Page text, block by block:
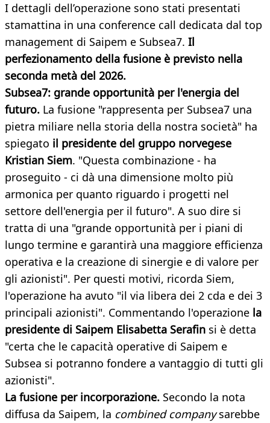
I dettagli dell’operazione sono stati presentati
stamattina in una conference call dedicata dal top
management di Saipem e Subsea7. Il
perfezionamento della fusione è previsto nella
seconda metà del 2026.
Subsea7: grande opportunità per l'energia del
futuro. La fusione "rappresenta per Subsea7 una
pietra miliare nella storia della nostra società" ha
spiegato il presidente del gruppo norvegese
Kristian Siem. "Questa combinazione - ha
proseguito - ci dà una dimensione molto più
armonica per quanto riguardo i progetti nel
settore dell'energia per il futuro". A suo dire si
tratta di una "grande opportunità per i piani di
lungo termine e garantirà una maggiore efficienza
operativa e la creazione di sinergie e di valore per
gli azionisti". Per questi motivi, ricorda Siem,
l'operazione ha avuto "il via libera dei 2 cda e dei 3
principali azionisti". Commentando l'operazione la
presidente di Saipem Elisabetta Serafin si è detta
"certa che le capacità operative di Saipem e
Subsea si potranno fondere a vantaggio di tutti gli
azionisti".
La fusione per incorporazione. Secondo la nota
diffusa da Saipem, la combined companysarebbe